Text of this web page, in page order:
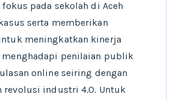
pada sekolah di Aceh
serta memberikan
meningkatkan kinerja
menghadapi penilaian publik
online seiring dengan
revolusi industri 4.0. Untuk